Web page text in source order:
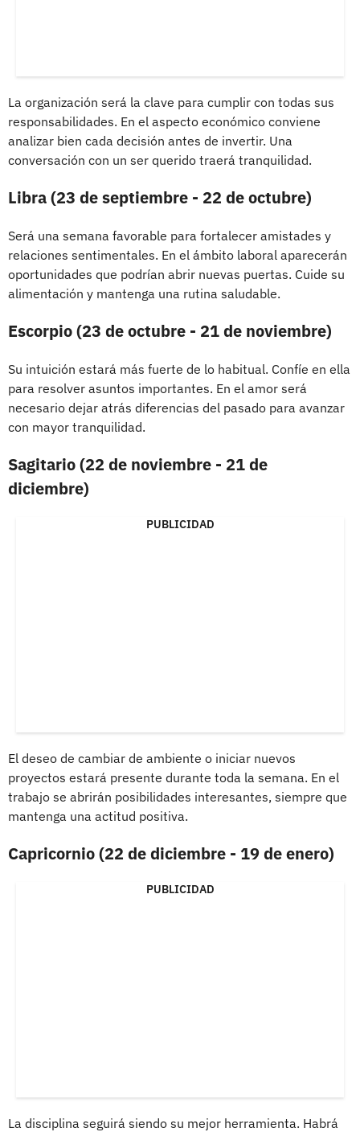
La organización será la clave para cumplir con todas sus
responsabilidades. En el aspecto económico conviene
analizar bien cada decisión antes de invertir. Una
conversación con un ser querido traerá tranquilidad.
Libra (23 de septiembre - 22 de octubre)
Será una semana favorable para fortalecer amistades y
relaciones sentimentales. En el ámbito laboral aparecerán
oportunidades que podrían abrir nuevas puertas. Cuide su
alimentación y mantenga una rutina saludable.
Escorpio (23 de octubre - 21 de noviembre)
Su intuición estará más fuerte de lo habitual. Confíe en ella
para resolver asuntos importantes. En el amor será
necesario dejar atrás diferencias del pasado para avanzar
con mayor tranquilidad.
Sagitario (22 de noviembre - 21 de
diciembre)
PUBLICIDAD
El deseo de cambiar de ambiente o iniciar nuevos
proyectos estará presente durante toda la semana. En el
trabajo se abrirán posibilidades interesantes, siempre que
mantenga una actitud positiva.
Capricornio (22 de diciembre - 19 de enero)
PUBLICIDAD
La disciplina seguirá siendo su mejor herramienta. Habrá